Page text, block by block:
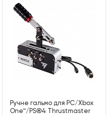
Ручне гальмо для PC/Xbox
One™/PS®4 Thrustmaster